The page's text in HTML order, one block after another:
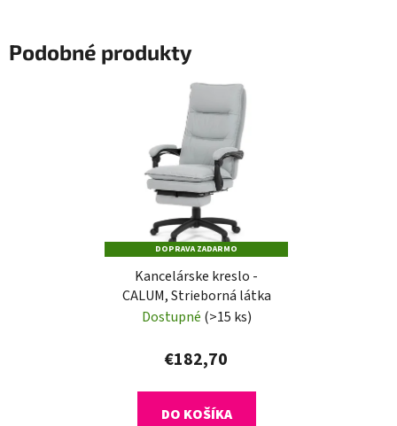
Podobné produkty
DOPRAVA ZADARMO
Kancelárske kreslo -
CALUM, Strieborná látka
Dostupné (>15 ks)
€182,70
DO KOŠÍKA